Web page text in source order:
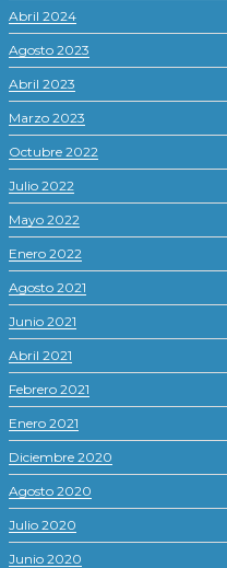
Abril 2024
Agosto 2023
Abril 2023
Marzo 2023
Octubre 2022
Julio 2022
Mayo 2022
Enero 2022
Agosto 2021
Junio 2021
Abril 2021
Febrero 2021
Enero 2021
Diciembre 2020
Agosto 2020
Julio 2020
Junio 2020